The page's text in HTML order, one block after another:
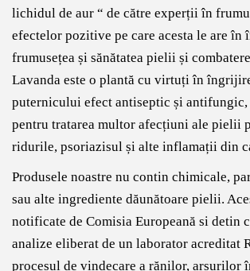
lichidul de aur “ de către experții în
efectelor pozitive pe care acesta le are în
frumusețea și sănătatea pielii și
Lavanda este o plantă cu virtuți în
puternicului efect antiseptic și
pentru tratarea multor afecțiuni ale pielii
ridurile, psoriazisul și alte inflamații din
Produsele noastre nu contin chimicale,
sau alte ingrediente dăunătoare pielii.
notificate de Comisia Europeană si detin
analize eliberat de un laborator acreditat
procesul de vindecare a rănilor, arsurilor